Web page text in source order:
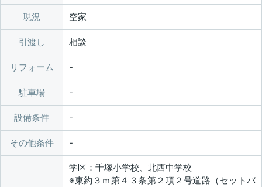
現況 空家
引渡し 相談
リフォーム
駐車場
設備条件
その他条件
学区：千塚小学校、北西中学校
※東約３ｍ第４３条第２項２号道路（セットバ